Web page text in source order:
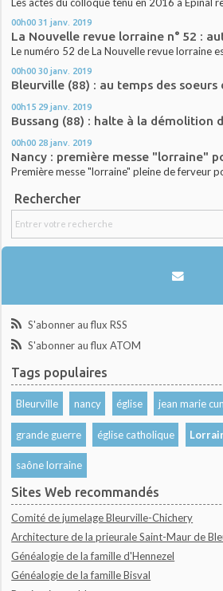
00h00 31 janv. 2019
La Nouvelle revue lorraine n° 52 :
Le numéro 52 de La Nouvelle revue lorraine
00h00 30 janv. 2019
Bleurville (88) : au temps des soeurs
00h15 29 janv. 2019
Bussang (88) : halte à la démolition
00h00 28 janv. 2019
Nancy : première messe "lorraine"
Première messe "lorraine" pleine de ferveur
Rechercher
S'abonner au flux RSS
S'abonner au flux ATOM
Tags populaires
Bleurville nancy église jean marie
grande guerre église catholique
saône lorraine
Sites Web recommandés
Comité de jumelage Bleurville-Chichery
Architecture de la prieurale Saint-Maur de
Généalogie de la famille d'Hennezel
Généalogie de la famille Bisval